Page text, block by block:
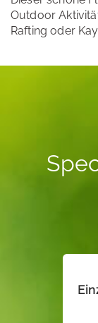
Outdoor
Rafting oder